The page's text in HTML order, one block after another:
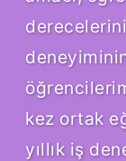
kez ortak
yıllık iş